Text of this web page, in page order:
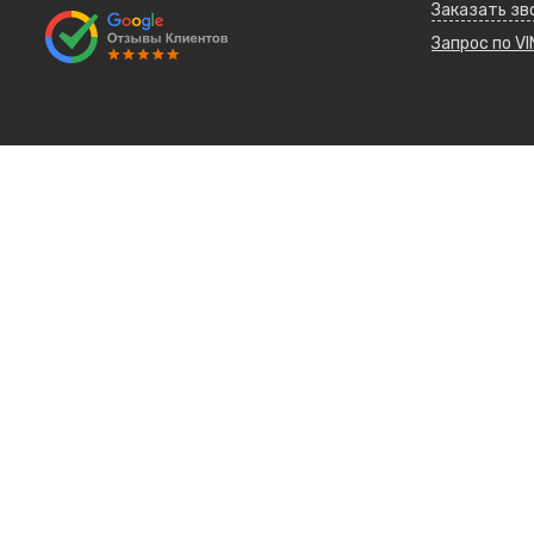
Заказать
Запрос по